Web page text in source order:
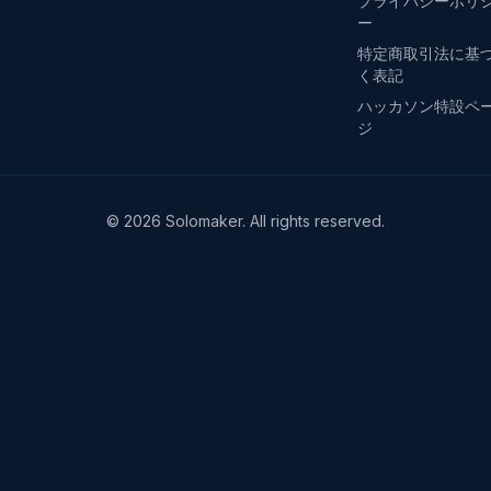
ー
特定商取引法に基
く表記
ハッカソン特設ペ
ジ
© 2026 Solomaker. All rights reserved.